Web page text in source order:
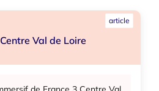
article
Val de Loire